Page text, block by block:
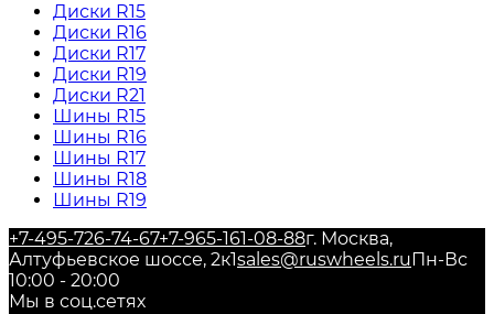
Диски R15
Диски R16
Диски R17
Диски R19
Диски R21
Шины R15
Шины R16
Шины R17
Шины R18
Шины R19
+7-495-726-74-67+7-965-161-08-88г. Москва,
Алтуфьевское шоссе, 2к1sales@ruswheels.ruПн-Вс
10:00 - 20:00
Мы в соц.сетях